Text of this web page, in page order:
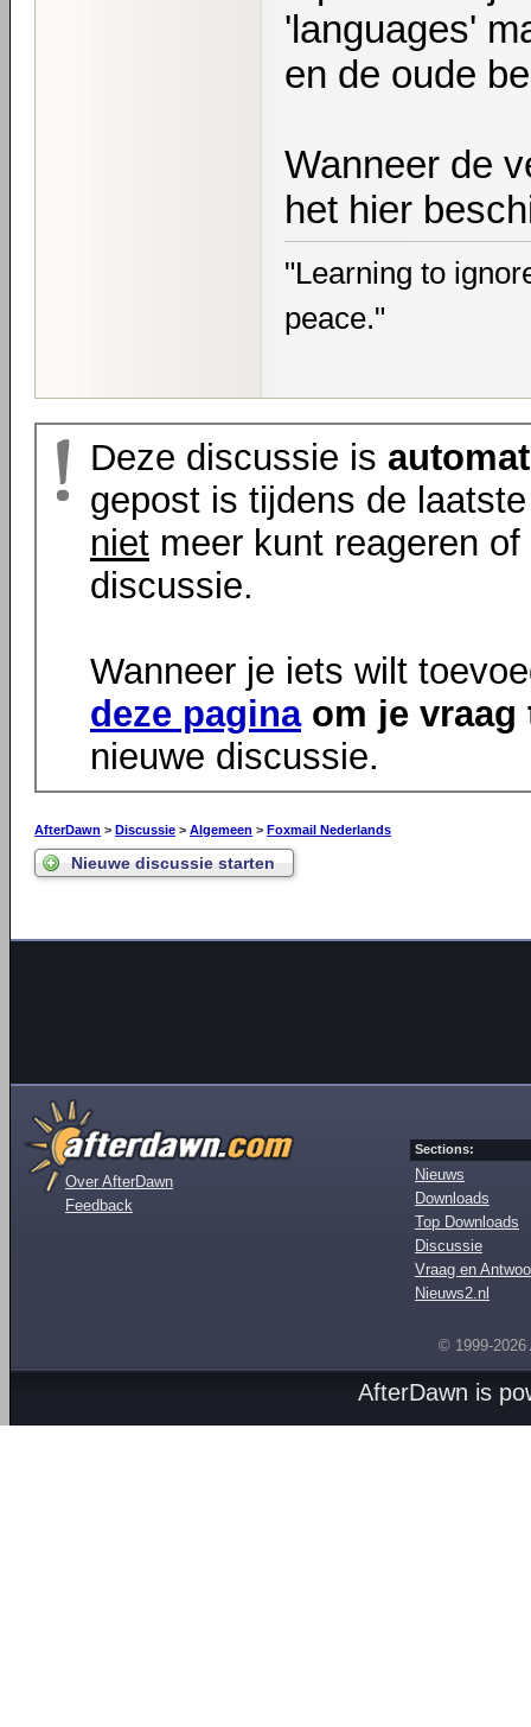
'languages'
en de oude
Wanneer de
het hier
"Learning to
peace."
Deze discussie is
gepost is tijdens de
niet meer kunt reageren
discussie.
Wanneer je iets wilt
deze paginaom je vraag
nieuwe discussie.
AfterDawn > Discussie > Algemeen > Foxmail Nederlands
Nieuwe discussie starten
Over AfterDawn
Feedback
Sections:
Nieuws
Downloads
Top Downloads
Discussie
Vraag en
Nieuws2.nl
© 1999-2026
AfterDawn is